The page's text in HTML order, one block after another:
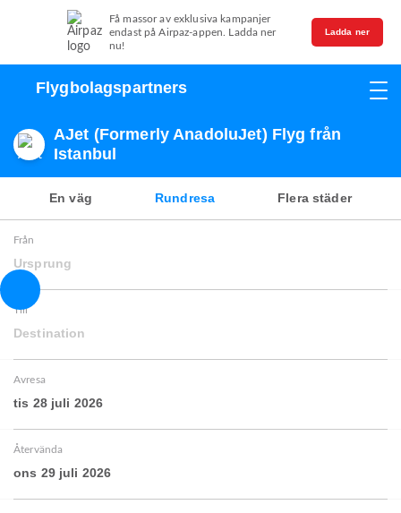
Få massor av exklusiva kampanjer
endast på Airpaz-appen. Ladda ner
nu!
Ladda ner
Flygbolagspartners
AJet (Formerly AnadoluJet) Flyg från
Istanbul
En väg Rundresa Flera städer
Från
Ursprung
Till
Destination
Avresa
tis 28 juli 2026
Återvända
ons 29 juli 2026